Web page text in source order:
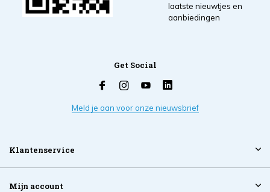
laatste nieuwtjes en
aanbiedingen
Get Social
Meld je aan voor onze nieuwsbrief
Klantenservice
Mijn account